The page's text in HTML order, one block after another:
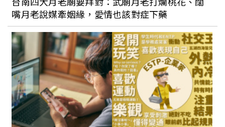
嘴月老說媒牽姻緣，愛情也該對症下藥